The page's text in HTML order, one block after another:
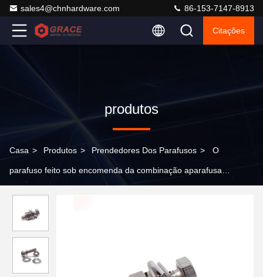
sales4@chnhardware.com 86-153-7147-8913
Citações
produtos
Casa > Produtos > Prendedores Dos Parafusos > O
parafuso feito sob encomenda da combinação aparafusa
porcas de parafuso principais